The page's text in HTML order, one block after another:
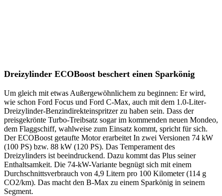
Dreizylinder ECOBoost beschert einen Sparkönig
Um gleich mit etwas Außergewöhnlichem zu beginnen: Er wird,
wie schon Ford Focus und Ford C-Max, auch mit dem 1.0-Liter-
Dreizylinder-Benzindirekteinspritzer zu haben sein. Dass der
preisgekrönte Turbo-Treibsatz sogar im kommenden neuen Mondeo,
dem Flaggschiff, wahlweise zum Einsatz kommt, spricht für sich.
Der ECOBoost getaufte Motor erarbeitet In zwei Versionen 74 kW
(100 PS) bzw. 88 kW (120 PS). Das Temperament des
Dreizylinders ist beeindruckend. Dazu kommt das Plus seiner
Enthaltsamkeit. Die 74-kW-Variante begnügt sich mit einem
Durchschnittsverbrauch von 4,9 Litern pro 100 Kilometer (114 g
CO2/km). Das macht den B-Max zu einem Sparkönig in seinem
Segment.